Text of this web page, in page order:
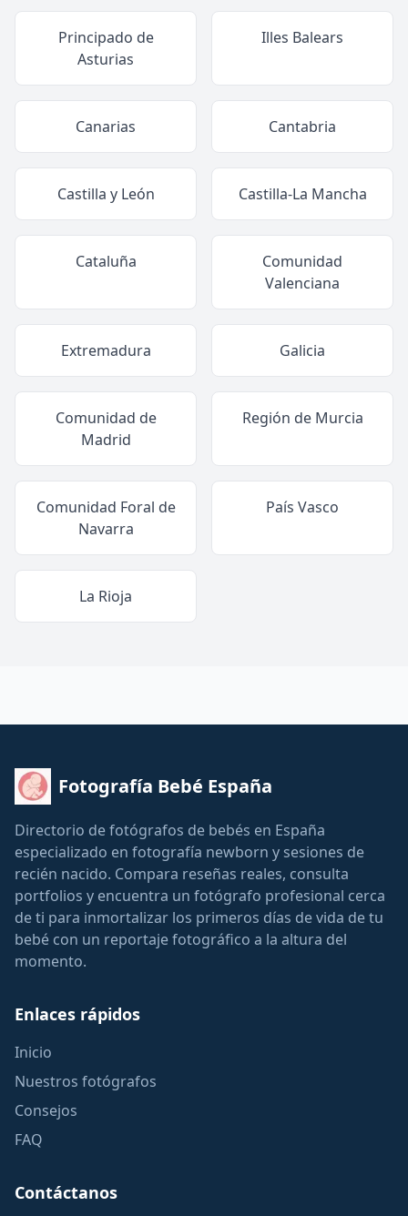
Principado de
Asturias
Illes Balears
Canarias Cantabria
Castilla y León Castilla-La Mancha
Cataluña
Comunidad
Valenciana
Extremadura Galicia
Comunidad de
Madrid
Región de Murcia
Comunidad Foral de
Navarra
País Vasco
La Rioja
Fotografía Bebé España
Directorio de fotógrafos de bebés en España
especializado en fotografía newborn y sesiones de
recién nacido. Compara reseñas reales, consulta
portfolios y encuentra un fotógrafo profesional cerca
de ti para inmortalizar los primeros días de vida de tu
bebé con un reportaje fotográfico a la altura del
momento.
Enlaces rápidos
Inicio
Nuestros fotógrafos
Consejos
FAQ
Contáctanos